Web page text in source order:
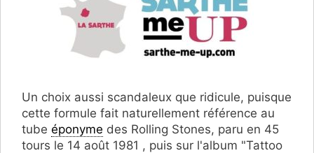
Un choix aussi scandaleux que ridicule, puisque
cette formule fait naturellement référence au
tube éponyme des Rolling Stones, paru en 45
tours le 14 août 1981 , puis sur l'album "Tattoo